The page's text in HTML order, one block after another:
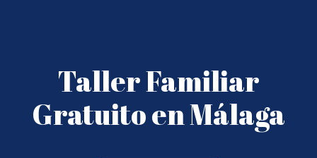
Taller Familiar
Gratuito en Málaga